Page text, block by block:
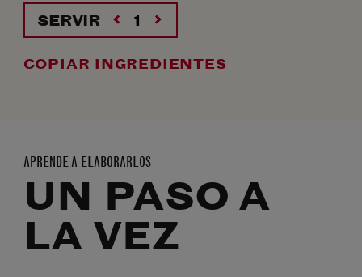
SERVIR
COPIAR INGREDIENTES
APRENDE A ELABORARLOS
UN PASO A
LA VEZ